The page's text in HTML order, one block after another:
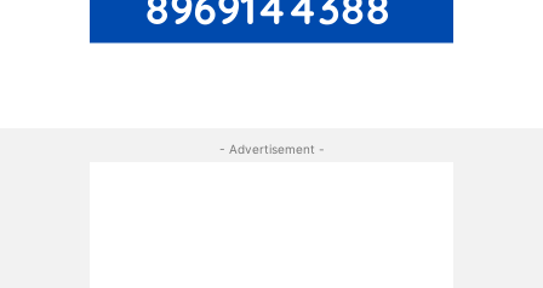
- Advertisement -